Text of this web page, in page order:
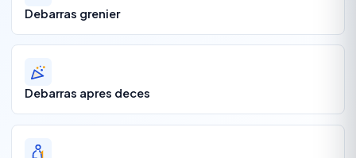
Debarras grenier
Debarras apres deces